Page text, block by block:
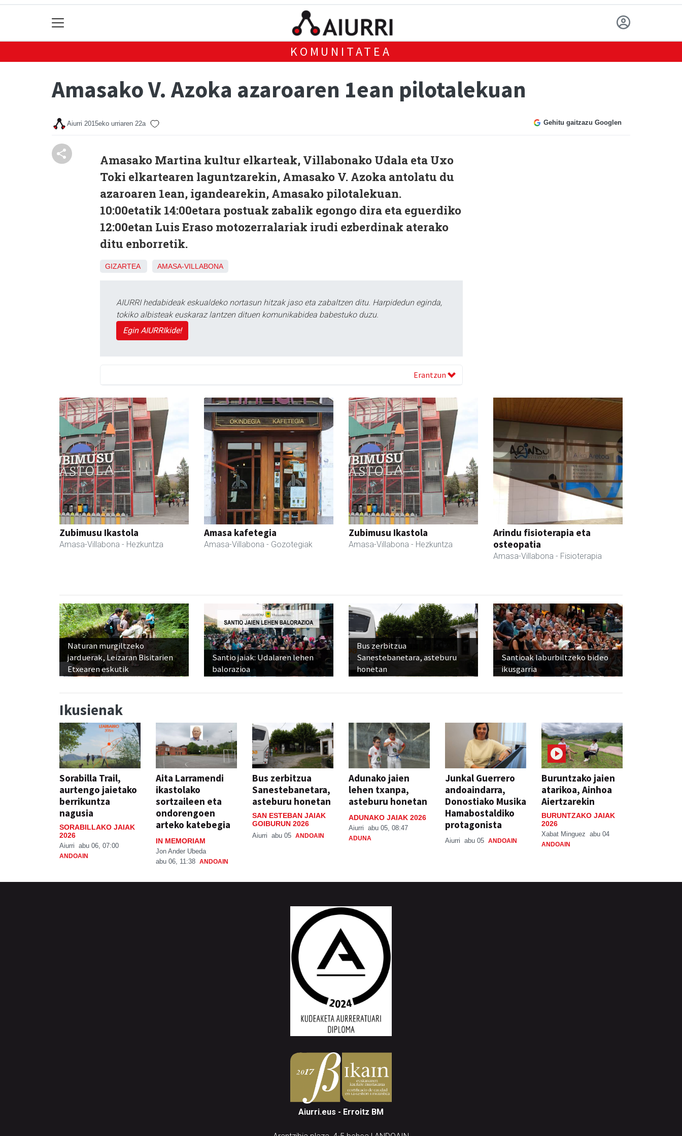
KOMUNITATEA
Amasako V. Azoka azaroaren 1ean pilotalekuan
Aiurri 2015eko urriaren 22a Gehitu gaitzazu Googlen
Amasako Martina kultur elkarteak, Villabonako Udala eta Uxo
Toki elkartearen laguntzarekin, Amasako V. Azoka antolatu du
azaroaren 1ean, igandearekin, Amasako pilotalekuan.
10:00etatik 14:00etara postuak zabalik egongo dira eta eguerdiko
12:00etan Luis Eraso motozerralariak irudi ezberdinak aterako
ditu enborretik.
GIZARTEA AMASA-VILLABONA
AIURRI hedabideak eskualdeko nortasun hitzak jaso eta zabaltzen ditu. Harpidedun eginda,
tokiko albisteak euskaraz lantzen dituen komunikabidea babestuko duzu.
Egin AIURRIkide!
Erantzun
Zubimusu Ikastola
Amasa-Villabona - Hezkuntza
Amasa kafetegia
Amasa-Villabona - Gozotegiak
Zubimusu Ikastola
Amasa-Villabona - Hezkuntza
Arindu fisioterapia eta
osteopatia
Amasa-Villabona - Fisioterapia
Naturan murgiltzeko
jarduerak, Leizaran Bisitarien
Etxearen eskutik
Santio jaiak: Udalaren lehen
balorazioa
Bus zerbitzua
Sanestebanetara, asteburu
honetan
Santioak laburbiltzeko bideo
ikusgarria
Ikusienak
Sorabilla Trail,
aurtengo jaietako
berrikuntza
nagusia
SORABILLAKO JAIAK
2026
Aiurri abu 06, 07:00
ANDOAIN
Aita Larramendi
ikastolako
sortzaileen eta
ondorengoen
arteko katebegia
IN MEMORIAM
Jon Ander Ubeda
abu 06, 11:38 ANDOAIN
Bus zerbitzua
Sanestebanetara,
asteburu honetan
SAN ESTEBAN JAIAK
GOIBURUN 2026
Aiurri abu 05 ANDOAIN
Adunako jaien
lehen txanpa,
asteburu honetan
ADUNAKO JAIAK 2026
Aiurri abu 05, 08:47
ADUNA
Junkal Guerrero
andoaindarra,
Donostiako Musika
Hamabostaldiko
protagonista
Aiurri abu 05 ANDOAIN
Buruntzako jaien
atarikoa, Ainhoa
Aiertzarekin
BURUNTZAKO JAIAK
2026
Xabat Minguez abu 04
ANDOAIN
Aiurri.eus - Erroitz BM